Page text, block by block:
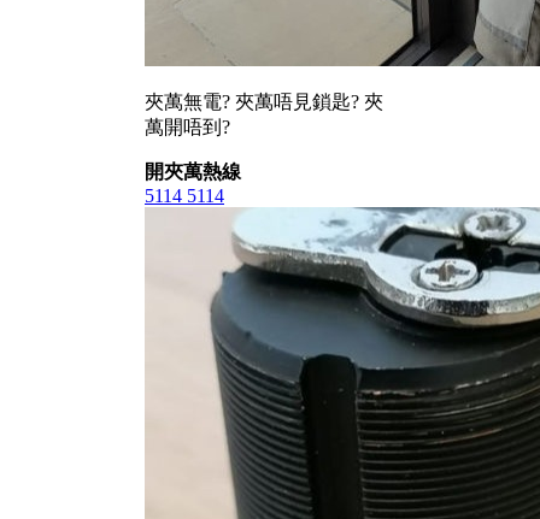
夾萬無電? 夾萬唔見鎖匙? 夾
萬開唔到?
開夾萬熱線
5114 5114